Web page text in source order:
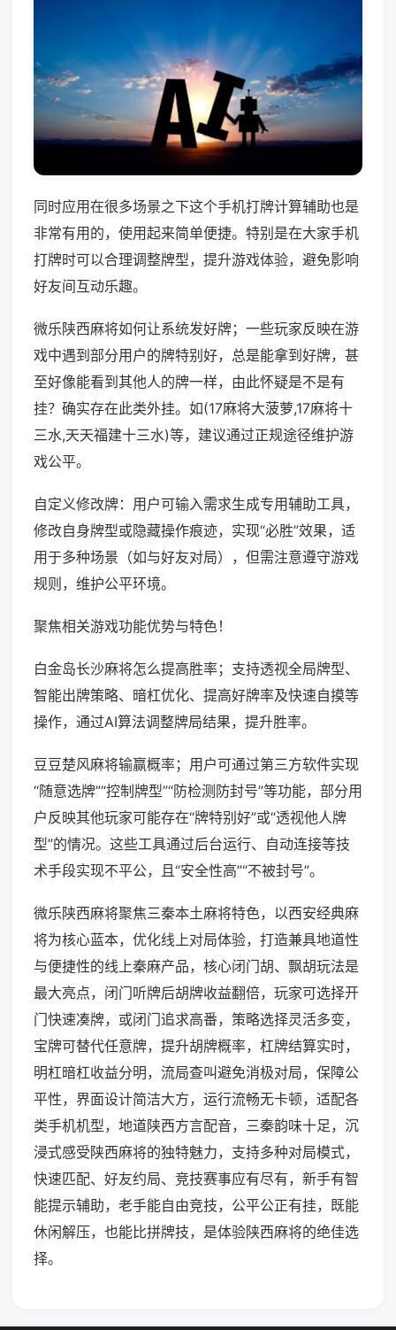
同时应用在很多场景之下这个手机打牌计算辅助也是
非常有用的，使用起来简单便捷。特别是在大家手机
打牌时可以合理调整牌型，提升游戏体验，避免影响
好友间互动乐趣。
微乐陕西麻将如何让系统发好牌；一些玩家反映在游
戏中遇到部分用户的牌特别好，总是能拿到好牌，甚
至好像能看到其他人的牌一样，由此怀疑是不是有
挂？确实存在此类外挂。如(17麻将大菠萝,17麻将十
三水,天天福建十三水)等，建议通过正规途径维护游
戏公平。
自定义修改牌：用户可输入需求生成专用辅助工具，
修改自身牌型或隐藏操作痕迹，实现“必胜”效果，适
用于多种场景（如与好友对局），但需注意遵守游戏
规则，维护公平环境。
聚焦相关游戏功能优势与特色！
白金岛长沙麻将怎么提高胜率；支持透视全局牌型、
智能出牌策略、暗杠优化、提高好牌率及快速自摸等
操作，通过AI算法调整牌局结果，提升胜率。
豆豆楚风麻将输赢概率；用户可通过第三方软件实现
“随意选牌”“控制牌型”“防检测防封号”等功能，部分用
户反映其他玩家可能存在“牌特别好”或“透视他人牌
型”的情况。这些工具通过后台运行、自动连接等技
术手段实现不平公，且“安全性高”“不被封号”。
微乐陕西麻将聚焦三秦本土麻将特色，以西安经典麻
将为核心蓝本，优化线上对局体验，打造兼具地道性
与便捷性的线上秦麻产品，核心闭门胡、飘胡玩法是
最大亮点，闭门听牌后胡牌收益翻倍，玩家可选择开
门快速凑牌，或闭门追求高番，策略选择灵活多变，
宝牌可替代任意牌，提升胡牌概率，杠牌结算实时，
明杠暗杠收益分明，流局查叫避免消极对局，保障公
平性，界面设计简洁大方，运行流畅无卡顿，适配各
类手机机型，地道陕西方言配音，三秦韵味十足，沉
浸式感受陕西麻将的独特魅力，支持多种对局模式，
快速匹配、好友约局、竞技赛事应有尽有，新手有智
能提示辅助，老手能自由竞技，公平公正有挂，既能
休闲解压，也能比拼牌技，是体验陕西麻将的绝佳选
择。